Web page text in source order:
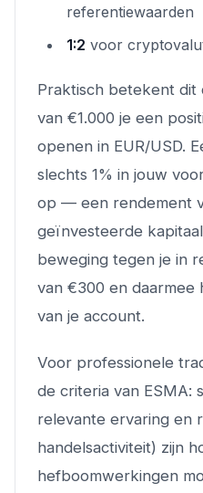
referentiewaarden
1:2 voor
Praktisch betekent dit
van €1.000 je een
openen in EUR/USD.
slechts 1% in jouw
op — een rendement
geïnvesteerde
beweging tegen je in
van €300 en daarmee
van je account.
Voor professionele
de criteria van ESMA:
relevante ervaring en
handelsactiviteit) zijn
hefboomwerkingen